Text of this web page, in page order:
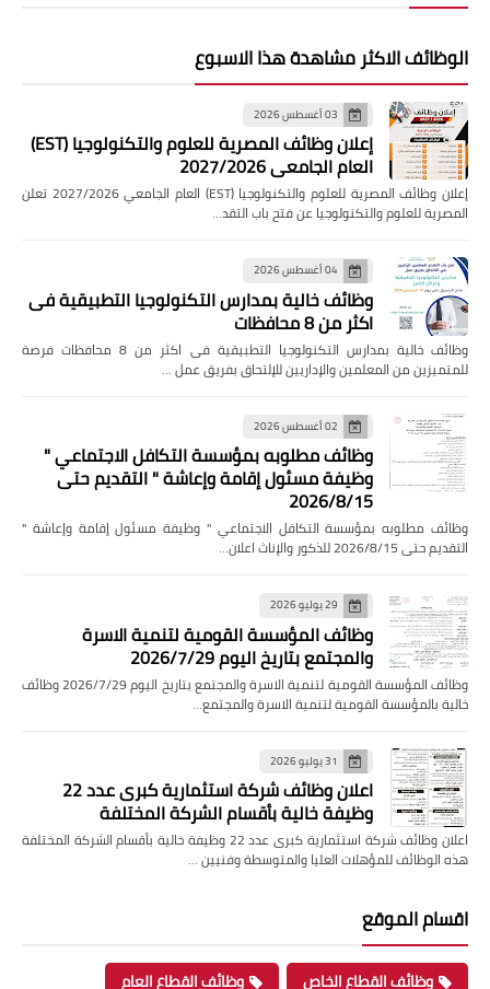
الوظائف الاكثر مشاهدة هذا الاسبوع
03 أغسطس 2026
إعلان وظائف المصرية للعلوم والتكنولوجيا (EST)
العام الجامعي 2027/2026
إعلان وظائف المصرية للعلوم والتكنولوجيا (EST) العام الجامعي 2027/2026 تعلن
المصرية للعلوم والتكنولوجيا عن فتح باب التقد…
04 أغسطس 2026
وظائف خالية بمدارس التكنولوجيا التطبيقية فى
اكثر من 8 محافظات
وظائف خالية بمدارس التكنولوجيا التطبيقية فى اكثر من 8 محافظات فرصة
للمتميزين من المعلمين والإداريين للإلتحاق بفريق عمل …
02 أغسطس 2026
وظائف مطلوبه بمؤسسة التكافل الاجتماعي "
وظيفة مسئول إقامة وإعاشة " التقديم حتى
2026/8/15
وظائف مطلوبه بمؤسسة التكافل الاجتماعي " وظيفة مسئول إقامة وإعاشة "
التقديم حتى 2026/8/15 للذكور والإناث اعلان…
29 يوليو 2026
وظائف المؤسسة القومية لتنمية الاسرة
والمجتمع بتاريخ اليوم 2026/7/29
وظائف المؤسسة القومية لتنمية الاسرة والمجتمع بتاريخ اليوم 2026/7/29 وظائف
خالية بالمؤسسة القومية لتنمية الاسرة والمجتمع…
31 يوليو 2026
اعلان وظائف شركة استثمارية كبرى عدد 22
وظيفة خالية بأقسام الشركة المختلفة
اعلان وظائف شركة استثمارية كبرى عدد 22 وظيفة خالية بأقسام الشركة المختلفة
هذه الوظائف للمؤهلات العليا والمتوسطة وفنيين …
اقسام الموقع
وظائف القطاع الخاص وظائف القطاع العام